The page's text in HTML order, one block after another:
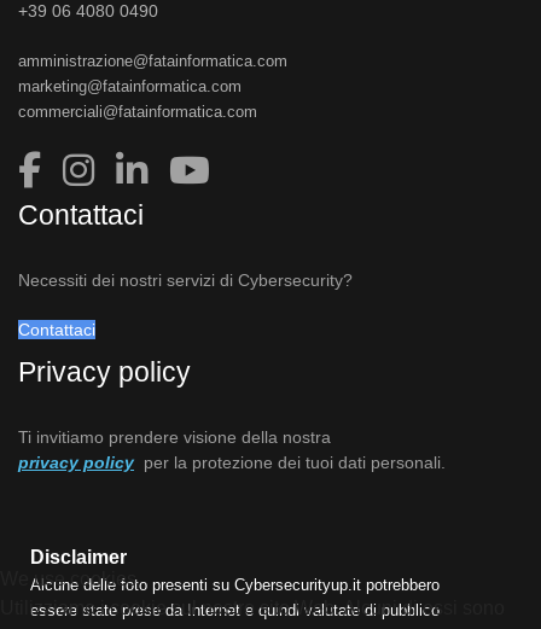
+39 06 4080 0490
amministrazione@fatainformatica.com
marketing@fatainformatica.com
commerciali@fatainformatica.com
Contattaci
Necessiti dei nostri servizi di Cybersecurity?
Contattaci
Privacy policy
Ti invitiamo prendere visione della nostra
privacy policy per la protezione dei tuoi dati personali.
Disclaimer
Alcune delle foto presenti su Cybersecurityup.it potrebbero
essere state prese da Internet e quindi valutate di pubblico
We use cookies
Utilizziamo i cookie sul nostro sito Web. Alcuni di essi sono